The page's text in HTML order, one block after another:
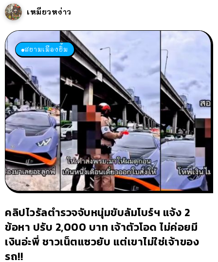
เหมียวหง่าว
สยามเมืองยิ้ม
คลิปไวรัลตำรวจจับหนุ่มขับลัมโบร์ฯ แจ้ง 2
ข้อหา ปรับ 2,000 บาท เจ้าตัวโอด ไม่ค่อยมี
เงินอ่ะพี่ ชาวเน็ตแซวยับ แต่เขาไม่ใช่เจ้าของ
รถ!!